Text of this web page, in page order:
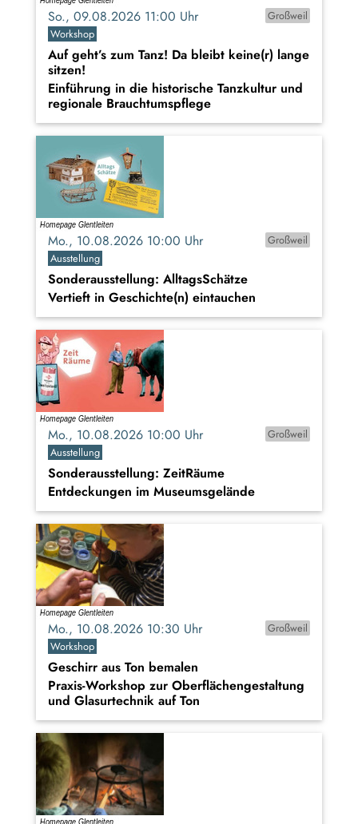
So., 09.08.2026 11:00 Uhr
Großweil
Workshop
Auf geht’s zum Tanz! Da bleibt keine(r) lange
sitzen!
Einführung in die historische Tanzkultur und
regionale Brauchtumspflege
Mo., 10.08.2026 10:00 Uhr
Großweil
Ausstellung
Sonderausstellung: AlltagsSchätze
Vertieft in Geschichte(n) eintauchen
Mo., 10.08.2026 10:00 Uhr
Großweil
Ausstellung
Sonderausstellung: ZeitRäume
Entdeckungen im Museumsgelände
Mo., 10.08.2026 10:30 Uhr
Großweil
Workshop
Geschirr aus Ton bemalen
Praxis-Workshop zur Oberflächengestaltung
und Glasurtechnik auf Ton